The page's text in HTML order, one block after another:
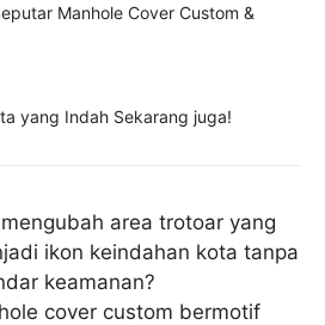
area trotoar yang
ikon keindahan kota tanpa
keamanan?
cover custom bermotif
Manhole Cover Custom &
yang Indah Sekarang juga!